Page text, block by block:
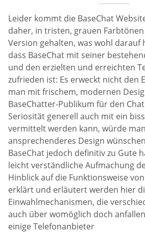
Leider kommt die BaseChat
daher, in tristen, grauen
Version gehalten, was wohl darauf
dass BaseChat mit seiner
und den erzielten und erreichten
zufrieden ist: Es erweckt nicht den
man mit frischem, modernen
BaseChatter-Publikum für den
Seriosität generell auch mit ein
vermittelt werden kann, würde
ansprechenderes Design
BaseChat jedoch definitiv zu Gute
leicht verständliche Aufmachung
Hinblick auf die Funktionsweise
erklärt und erläutert werden hier
Einwahlmechanismen, die
auch über womöglich doch
einige Telefonanbieter